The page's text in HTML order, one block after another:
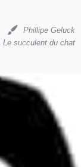
Phillipe Geluck
Le succulent du chat